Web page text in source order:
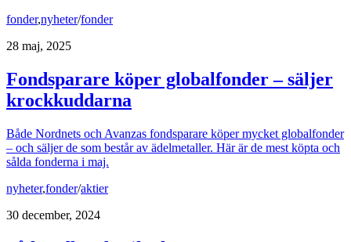
fonder,nyheter/fonder
28 maj, 2025
Fondsparare köper globalfonder – säljer
krockkuddarna
Både Nordnets och Avanzas fondsparare köper mycket globalfonder
– och säljer de som består av ädelmetaller. Här är de mest köpta och
sålda fonderna i maj.
nyheter,fonder/aktier
30 december, 2024